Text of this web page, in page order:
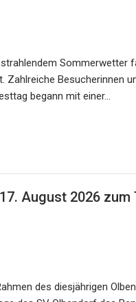
Sommerwetter
Zahlreiche Besucherinnen
begann mit einer…
August 2026
des diesjährigen